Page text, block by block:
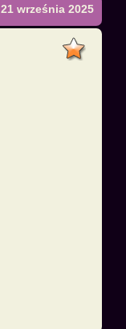
21 września 2025